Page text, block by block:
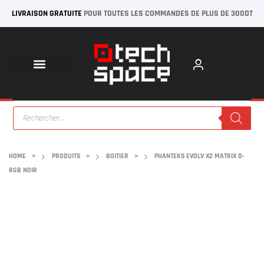
LIVRAISON GRATUITE POUR TOUTES LES COMMANDES DE PLUS DE 300DT
HOME > PRODUITS > BOITIER >
PHANTEKS EVOLV X2 MATRIX D-
RGB NOIR